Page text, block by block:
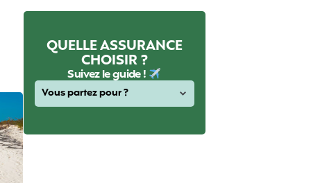
QUELLE ASSURANCE
CHOISIR ?
Suivez le guide !